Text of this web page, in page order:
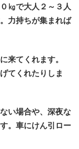
㎏で大人２～３人
力持ちが集まれば
来てくれます。
てくれたりしま
い場合や、深夜な
。車にけん引ロー